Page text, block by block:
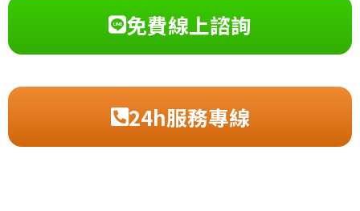
免費線上諮詢
24h服務專線